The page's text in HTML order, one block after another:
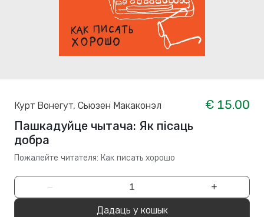
Курт Вонегут, Сьюзен Макаконэл
€ 15.00
Пашкадуйце чытача: Як пісаць
добра
Пожалейте читателя: Как писать хорошо
− +
Дадаць у кошык